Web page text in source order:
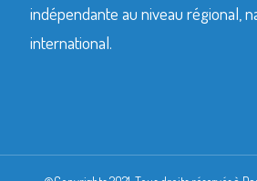
indépendante au niveau régional,
international.